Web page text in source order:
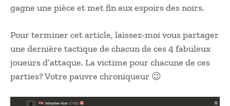
gagne une pièce et met fin aux espoirs des noirs.
Pour terminer cet article, laissez-moi vous partager
une dernière tactique de chacun de ces 4 fabuleux
joueurs d’attaque. La victime pour chacune de ces
parties? Votre pauvre chroniqueur 😉